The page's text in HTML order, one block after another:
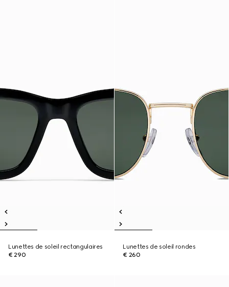
Lunettes de soleil rectangulaires
€ 290
Lunettes de soleil rondes
€ 260